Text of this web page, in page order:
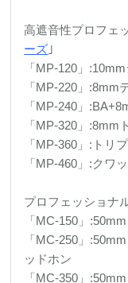
高遮音性プロフェ
ーズ ｣
「MP-120」
「MP-220」:8mm
「MP-240」
「MP-320」:8mm
「MP-360」:トリ
「MP-460」:クワ
プロフェッショナ
「MC-150」
「MC-250」
ッドホン
「MC-350」